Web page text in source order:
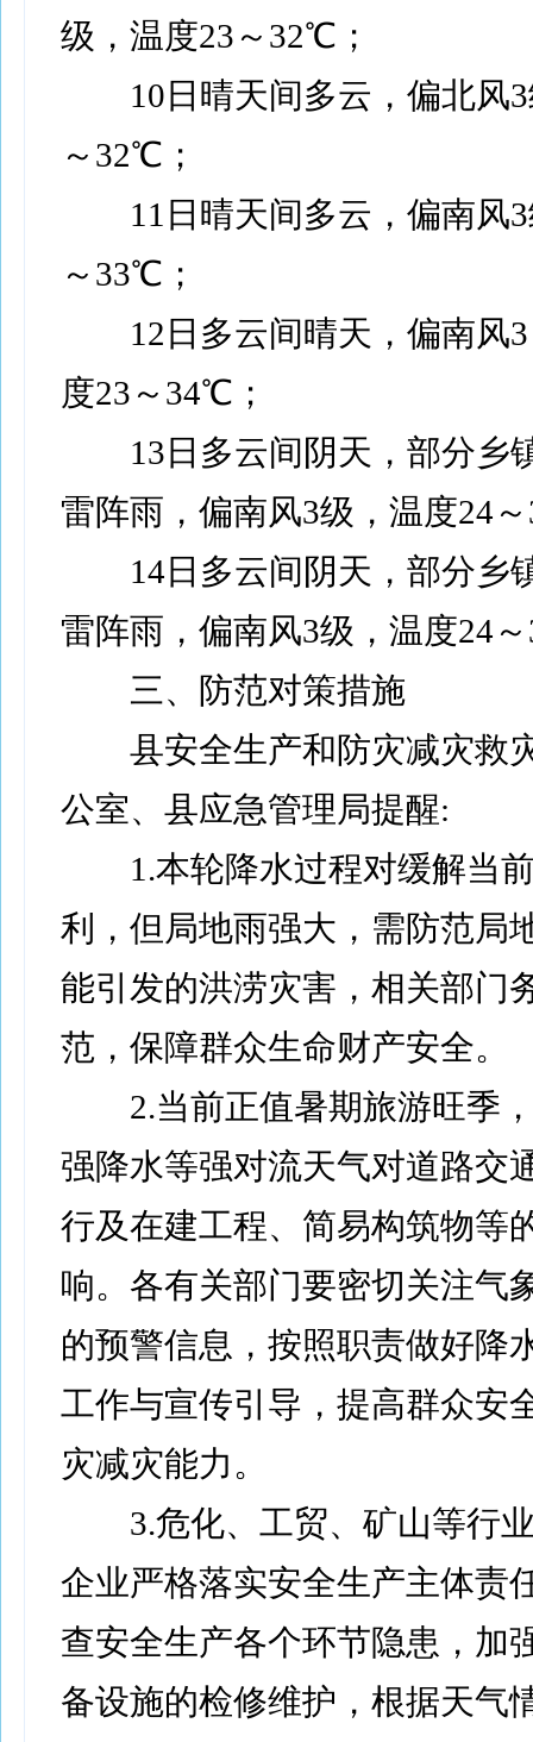
级，温度23～32℃；
10日晴天间多云，偏北风3
～32℃；
11日晴天间多云，偏南风3
～33℃；
12日多云间晴天，偏南风3
度23～34℃；
13日多云间阴天，部分乡
雷阵雨，偏南风3级，温度24
14日多云间阴天，部分乡
雷阵雨，偏南风3级，温度24
三、防范对策措施
县安全生产和防灾减灾救
公室、县应急管理局提醒:
1.本轮降水过程对缓解当前
利，但局地雨强大，需防范局
能引发的洪涝灾害，相关部门
范，保障群众生命财产安全。
2.当前正值暑期旅游旺季，
强降水等强对流天气对道路交
行及在建工程、简易构筑物等
响。各有关部门要密切关注气
的预警信息，按照职责做好降
工作与宣传引导，提高群众安
灾减灾能力。
3.危化、工贸、矿山等行业
企业严格落实安全生产主体责
查安全生产各个环节隐患，加
备设施的检修维护，根据天气